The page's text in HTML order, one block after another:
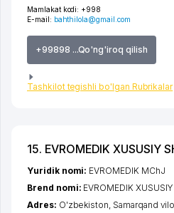
Mamlakat kodi: +998
E-mail: bahthilola@gmail.com
+99898 ...Qo'ng'iroq qilish
Tashkilot tegishli bo'lgan Rubrikalar
15. EVROMEDIK XUSUSIY
Yuridik nomi: EVROMEDIK MChJ
Brend nomi: EVROMEDIK
Adres: O'zbekiston, Samarqand